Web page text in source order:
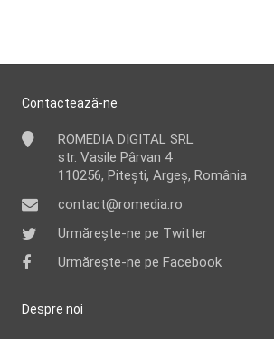
Contactează-ne
ROMEDIA DIGITAL SRL
str. Vasile Pârvan 4
110256, Pitești, Argeș, România
contact@romedia.ro
Urmărește-ne pe Twitter
Urmărește-ne pe Facebook
Despre noi